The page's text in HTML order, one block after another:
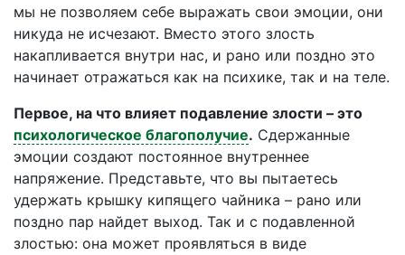
мы не позволяем себе выражать свои эмоции, они
никуда не исчезают. Вместо этого злость
накапливается внутри нас, и рано или поздно это
начинает отражаться как на психике, так и на теле.
Первое, на что влияет подавление злости – это
психологическое благополучие. Сдержанные
эмоции создают постоянное внутреннее
напряжение. Представьте, что вы пытаетесь
удержать крышку кипящего чайника – рано или
поздно пар найдет выход. Так и с подавленной
злостью: она может проявляться в виде